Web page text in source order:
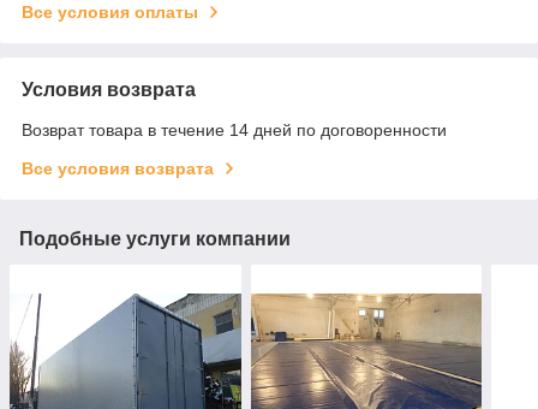
Все условия оплаты
Условия возврата
Возврат товара в течение 14 дней по договоренности
Все условия возврата
Подобные услуги компании